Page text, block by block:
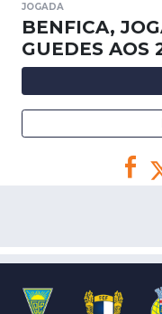
JOGADA
BENFICA,
GUEDES AOS